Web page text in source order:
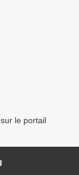
le portail